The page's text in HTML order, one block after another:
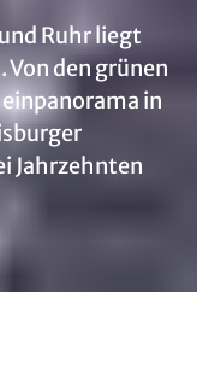
Ruhr liegt
den grünen
in
Jahrzehnten